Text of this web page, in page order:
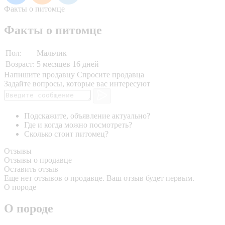
Факты о питомце
Факты о питомце
Пол:
Мальчик
Возраст: 5 месяцев 16 дней
Напишите продавцу Спросите продавца
Задайте вопросы, которые вас интересуют
Подскажите, объявление актуально?
Где и когда можно посмотреть?
Сколько стоит питомец?
Отзывы
Отзывы о продавце
Оставить отзыв
Еще нет отзывов о продавце. Ваш отзыв будет первым.
О породе
О породе